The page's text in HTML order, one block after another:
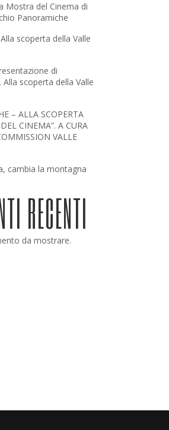
Mostra del Cinema di
Panoramiche
scoperta della Valle
di
Alla scoperta della Valle
– ALLA SCOPERTA
CINEMA”. A CURA
VALLE
cambia la montagna
RECENTI
da mostrare.